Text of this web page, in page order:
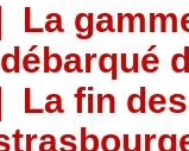
La
La fin